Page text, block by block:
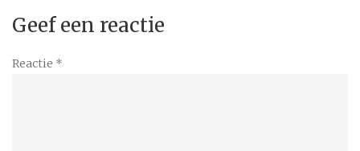
Geef een reactie
Reactie *